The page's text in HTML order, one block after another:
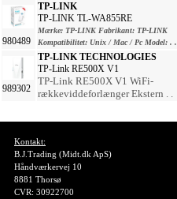
980489
TP-LINK
TP-LINK TL-WA855RE
Mærke: TP-LINK Fabrikant: TP-LINK
Kompatibilitet: Unix / Mac / Pc Model: . .
989302
TP-LINK TECHNOLOGIES
TP-Link RE500X V1
TP-Link RE500X V1 WiFi-
rækkeviddeforlænger Ekstern . .
Kontakt:
B.J.Trading (Midt.dk ApS)
Håndværkervej 10
8881 Thorsø
CVR: 30922700